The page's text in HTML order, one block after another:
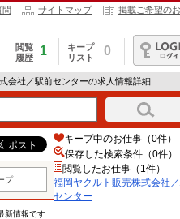
問 サイトマップ 掲載ご希望の
閲覧
履歴
1
キープ
リスト
0
ログイン
会社／駅前センターの求人情報詳細
プ
新情報です
キープ中のお仕事（0件）
保存した検索条件（0件）
閲覧したお仕事（1件）
福岡ヤクルト販売株式会社
センター